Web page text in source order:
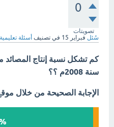
0
تصويتات
سُئل فبراير 15 في تصنيف أسئلة تعليمية
كم تشكل نسبة إنتاج المصائد
سنة 2008م ؟؟
الإجابة الصحيحة من خلال